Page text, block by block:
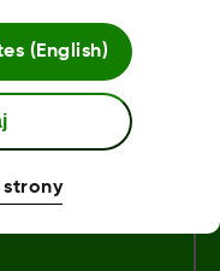
(English)